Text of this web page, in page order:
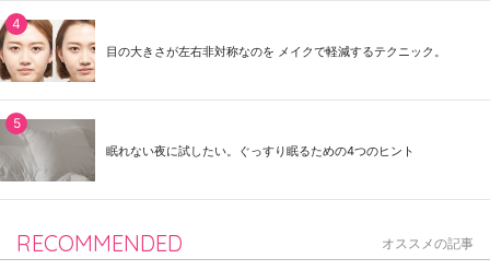
目の大きさが左右非対称なのを メイクで軽減するテクニック。
眠れない夜に試したい。ぐっすり眠るための4つのヒント
RECOMMENDED オススメの記事